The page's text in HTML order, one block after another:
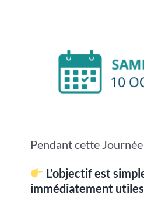
Pendant cette
L’objectif est
immédiatement